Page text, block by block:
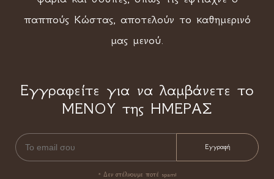
παππούς Κώστας, αποτελούν το καθημερινό
μας μενού.
Εγγραφείτε για να λαμβάνετε το
ΜΕΝΟΥ της ΗΜΕΡΑΣ
* Δεν στέλνουμε ποτέ spam!